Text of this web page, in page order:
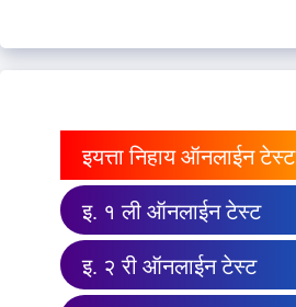
इयत्ता निहाय ऑनलाईन टेस्ट
इ. १ ली ऑनलाईन टेस्ट
इ. २ री ऑनलाईन टेस्ट